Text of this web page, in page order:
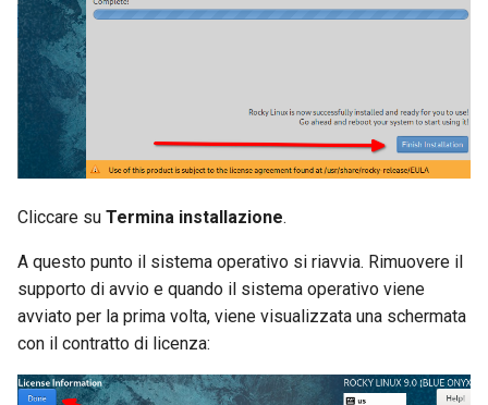
Cliccare su Termina installazione.
A questo punto il sistema operativo si riavvia. Rimuovere il
supporto di avvio e quando il sistema operativo viene
avviato per la prima volta, viene visualizzata una schermata
con il contratto di licenza: